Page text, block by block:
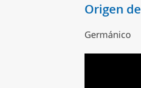
Origen
Germánico